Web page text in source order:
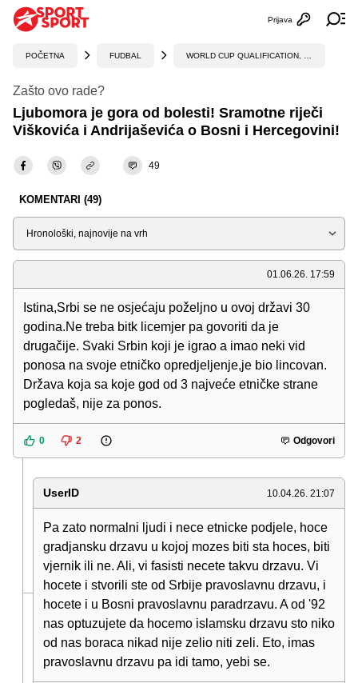
Otvori
Prijava
POČETNA FUDBAL
Zašto ovo rade?
Ljubomora je gora od bolesti! Sramotne riječi
Viškovića i Andrijaševića o Bosni i Hercegovini!
49
KOMENTARI (49)
Sortiraj
01.06.26. 17:59
Istina,Srbi se ne osjećaju poželjno u ovoj državi 30
godina.Ne treba bitk licemjer pa govoriti da je
drugačije. Svaki Srbin koji je igrao a imao neki vid
ponosa na svoje etničko opredjeljenje,je bio lincovan.
Država koja sa koje god od 3 najveće etničke strane
pogledaš, nije za ponos.
0 2 Odgovori
UserID 10.04.26. 21:07
Pa zato normalni ljudi i nece etnicke podjele, hoce
gradjansku drzavu u kojoj mozes biti sta hoces, biti
vjernik ili ne. Ali, vi fasisti necete takvu drzavu. Vi
hocete i stvorili ste od Srbije pravoslavnu drzavu, i
hocete i u Bosni pravoslavnu paradrzavu. A od '92
nas optuzujete da hocemo islamsku drzavu sto niko
od nas boraca nikad nije zelio niti zeli. Eto, imas
pravoslavnu drzavu pa idi tamo, yebi se.